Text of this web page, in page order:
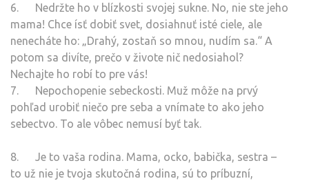
6. Nedržte ho v blízkosti svojej sukne. No, nie ste jeho
mama! Chce ísť dobiť svet, dosiahnuť isté ciele, ale
nenecháte ho: „Drahý, zostaň so mnou, nudím sa.“ A
potom sa divíte, prečo v živote nič nedosiahol?
Nechajte ho robí to pre vás!
7. Nepochopenie sebeckosti. Muž môže na prvý
pohľad urobiť niečo pre seba a vnímate to ako jeho
sebectvo. To ale vôbec nemusí byť tak.
8. Je to vaša rodina. Mama, ocko, babička, sestra –
to už nie je tvoja skutočná rodina, sú to príbuzní,